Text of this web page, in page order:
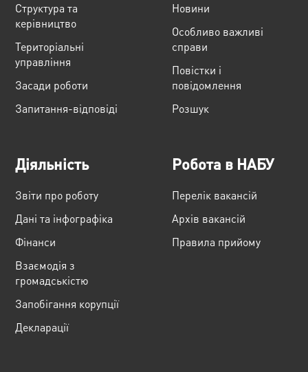
Структура та
керівництво
Територіальні
управління
Засади роботи
Запитання-відповіді
Новини
Особливо важливі
справи
Повістки і
повідомлення
Розшук
Діяльність
Звіти про роботу
Дані та інфографіка
Фінанси
Взаємодія з
громадськістю
Запобігання корупції
Декларації
Робота в НАБУ
Перелік вакансій
Архів вакансій
Правила прийому